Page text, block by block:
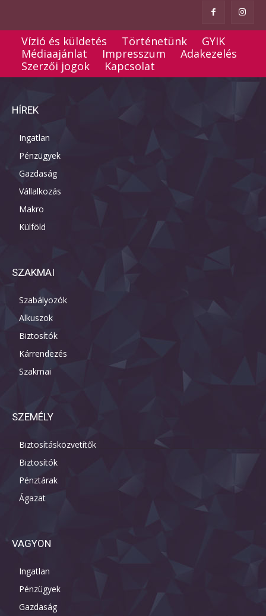
Vízió és küldetés Történetünk
GYIK
Médiaajánlat
Impresszum
Adakezelés
Szerzői jogok
Kapcsolat
HÍREK
Ingatlan
Pénzügyek
Gazdaság
Vállalkozás
Makro
Külföld
SZAKMAI
Szabályozók
Alkuszok
Biztosítók
Kárrendezés
Szakmai
SZEMÉLY
Biztosításközvetítők
Biztosítók
Pénztárak
Ágazat
VAGYON
Ingatlan
Pénzügyek
Gazdaság